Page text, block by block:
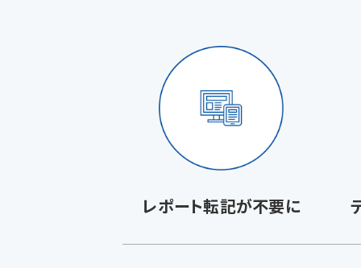
レポート転記が不要に